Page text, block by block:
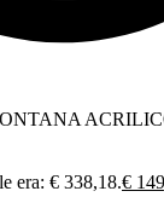
era: € 338,18.€